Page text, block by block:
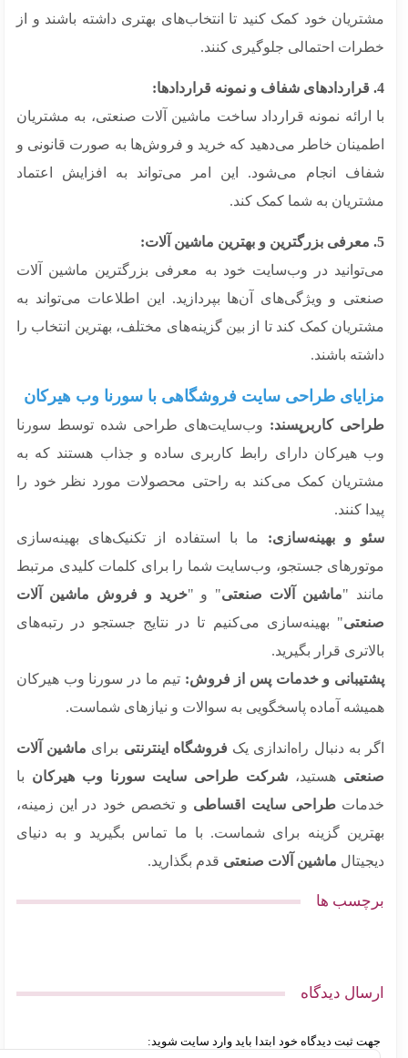
خود کمک کنید تا انتخاب‌های بهتری داشته باشند و از
احتمالی جلوگیری کنند.
ارائه نمونه قرارداد ساخت ماشین آلات صنعتی، به مشتریان
خاطر می‌دهید که خرید و فروش‌ها به صورت قانونی و
انجام می‌شود. این امر می‌تواند به افزایش اعتماد
به شما کمک کند.
در وب‌سایت خود به معرفی بزرگترین ماشین آلات
و ویژگی‌های آن‌ها بپردازید. این اطلاعات می‌تواند به
کمک کند تا از بین گزینه‌های مختلف، بهترین انتخاب را
باشند.
طراحی سایت فروشگاهی با سورنا وب هیرکان
کاربرپسند: وب‌سایت‌های طراحی شده توسط سورنا
هیرکان دارای رابط کاربری ساده و جذاب هستند که به
کمک می‌کند به راحتی محصولات مورد نظر خود را
کنند.
و بهینه‌سازی:ما با استفاده از تکنیک‌های بهینه‌سازی
جستجو، وب‌سایت شما را برای کلمات کلیدی مرتبط
"ماشین آلات صنعتی" و "خرید و فروش ماشین آلات
" بهینه‌سازی می‌کنیم تا در نتایج جستجو در رتبه‌های
قرار بگیرید.
و خدمات پس از فروش:تیم ما در سورنا وب هیرکان
آماده پاسخگویی به سوالات و نیازهای شماست.
به دنبال راه‌اندازی یکفروشگاه اینترنتیبرای ماشین آلات
هستید،شرکت طراحی سایت سورنا وب هیرکانبا
طراحی سایت اقساطیو تخصص خود در این زمینه،
گزینه برای شماست. با ما تماس بگیرید و به دنیای
ماشین آلات صنعتیقدم بگذارید.
ها
دیدگاه
ثبت دیدگاه خود ابتدا باید وارد سایت شوید: